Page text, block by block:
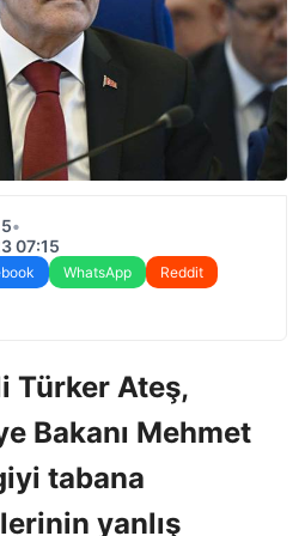
•
07:15
WhatsApp
Reddit
Türker Ateş,
Bakanı Mehmet
tabana
yanlış